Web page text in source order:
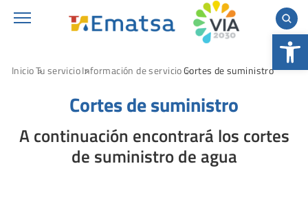
Abrir
InicioTu servicioInformación de servicioCortes de suministro
Cortes de suministro
A continuación encontrará los cortes
de suministro de agua